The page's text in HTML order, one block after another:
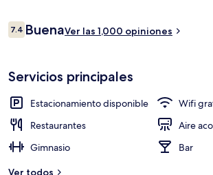
condición en general. Hay opciones de
Opiniones
7.47.4 de 10,
BuenaVer las 1,000 opiniones
Servicios principales
Estacionamiento disponible
Wifi
Restaurantes
Aire
Gimnasio
Bar
Ver todos